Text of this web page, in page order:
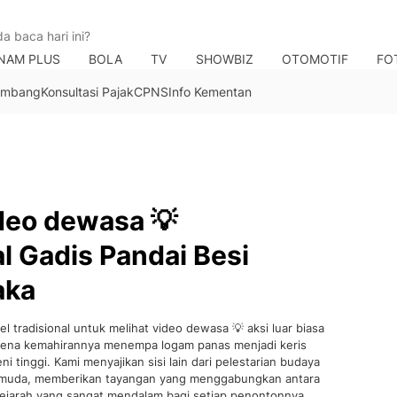
PLUS BOLA TV SHOWBIZ OTOMOTIF
Konsultasi PajakCPNSInfo Kementan
dewasa 💡
Gadis Pandai Besi
tradisional untuk melihat video dewasa 💡 aksi luar biasa
kemahirannya menempa logam panas menjadi keris
tinggi. Kami menyajikan sisi lain dari pelestarian budaya
memberikan tayangan yang menggabungkan antara